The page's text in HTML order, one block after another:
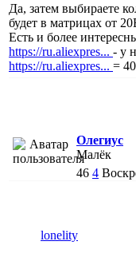
Да, затем выбираете
будет в матрицах от
Есть и более
https://ru.aliexpres... - у
https://ru.aliexpres... =
Олегиус
Малёк
46 4
lonelity